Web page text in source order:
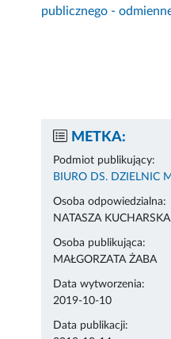
publicznego -
METKA:
Podmiot publikujący:
BIURO DS. DZIELNIC
Osoba odpowiedzialna:
NATASZA
Osoba publikująca:
MAŁGORZATA ŻABA
Data wytworzenia:
2019-10-10
Data publikacji: